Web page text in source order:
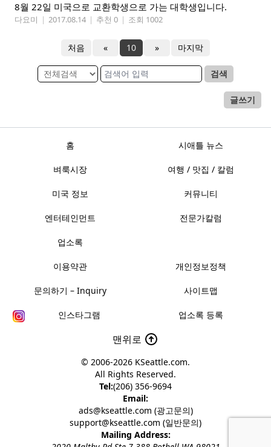
8월 22일 미국으로 교환학생으로 가는 대학생입니다.
다요미 | 2017.08.14 | 추천 0 | 조회 1002
처음 « 10 » 마지막
검색
글쓰기
홈 시애틀 뉴스
벼룩시장 여행 / 맛집 / 칼럼
미국 정보 커뮤니티
엔터테인먼트 전문가칼럼
업소록
이용약관 개인정보정책
문의하기 – Inquiry 사이트맵
인스타그램 업소록 등록
맨위로
© 2006-2026 KSeattle.com.
All Rights Reserved.
Tel:(206) 356-9694
Email:
ads@kseattle.com (광고문의)
support@kseattle.com (일반문의)
Mailing Address: